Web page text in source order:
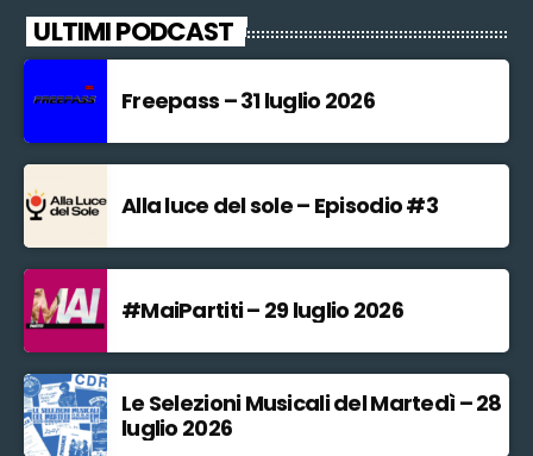
ULTIMI PODCAST
Freepass – 31 luglio 2026
Alla luce del sole – Episodio #3
#MaiPartiti – 29 luglio 2026
Le Selezioni Musicali del Martedì – 28
luglio 2026